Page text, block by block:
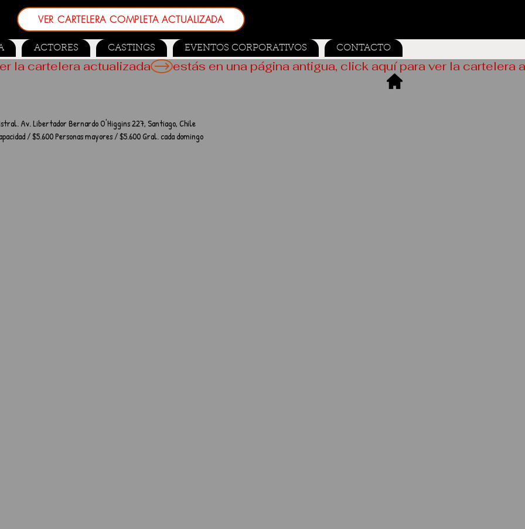
VER CARTELERA COMPLETA ACTUALIZADA
ACTORES CASTINGS EVENTOS CORPORATIVOS CONTACTO
Av. Libertador Bernardo O'Higgins 227, Santiago, Chile
/ $5.600 Personas mayores / $5.600 Gral. cada domingo
la cartelera actualizada